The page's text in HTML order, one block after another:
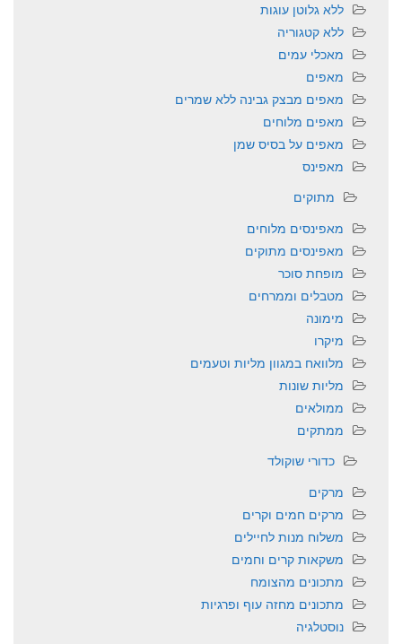
ללא גלוטן עוגות
ללא קטגוריה
מאכלי עמים
מאפים
מאפים מבצק גבינה ללא שמרים
מאפים מלוחים
מאפים על בסיס שמן
מאפינס
מתוקים
מאפינסים מלוחים
מאפינסים מתוקים
מופחת סוכר
מטבלים וממרחים
מימונה
מיקרו
מלוואח במגוון מליות וטעמים
מליות שונות
ממולאים
ממתקים
כדורי שוקולד
מרקים
מרקים חמים וקרים
משלוח מנות לחיילים
משקאות קרים וחמים
מתכונים מהצומח
מתכונים מחזה עוף ופרגיות
נוסטלגיה